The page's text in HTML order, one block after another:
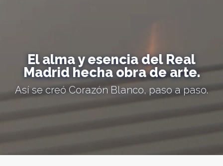
El alma y esencia del Real
Madrid hecha obra de arte.
Así se creó Corazón Blanco, paso a paso.